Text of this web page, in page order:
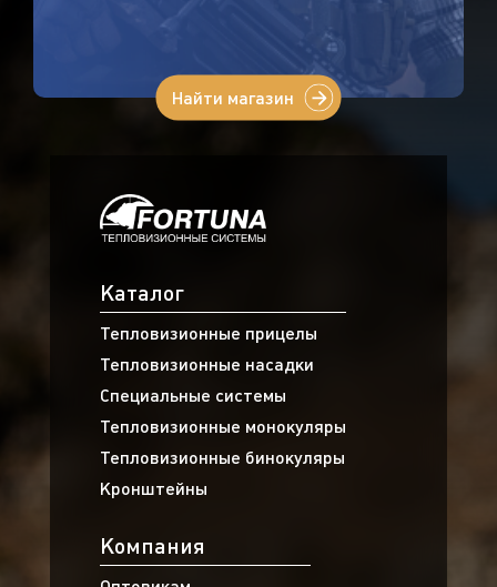
Найти магазин
Каталог
Тепловизионные прицелы
Тепловизионные насадки
Специальные системы
Тепловизионные монокуляры
Тепловизионные бинокуляры
Кронштейны
Компания